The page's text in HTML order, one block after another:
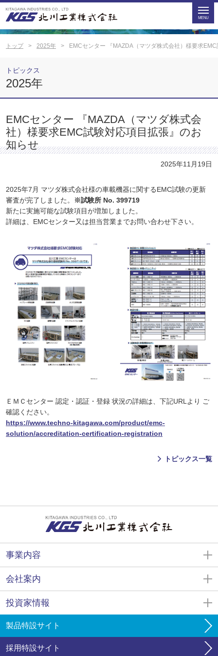
トップ 2025年 EMCセンター 『MAZDA（マツダ株式会社）様要求
トピックス
2025年
EMCセンター 『MAZDA（マツダ株式会
社）様要求EMC試験対応項目拡張』のお
知らせ
2025年11月19日
2025年7月 マツダ株式会社様の車載機器に関するEMC試験の更新
審査が完了しました。
※試験所 No. 399719
新たに実施可能な試験項目が増加しました。
詳細は、EMCセンター又は担当営業までお問い合わせ下さい。
ＥＭＣセンター 認定・認証・登録 状況の詳細は、下記URLより ご
確認ください。
https://www.techno-kitagawa.com/product/emc-
solution/accreditation-certification-registration
トピックス一覧
事業内容
会社案内
投資家情報
製品特設サイト
採用特設サイト